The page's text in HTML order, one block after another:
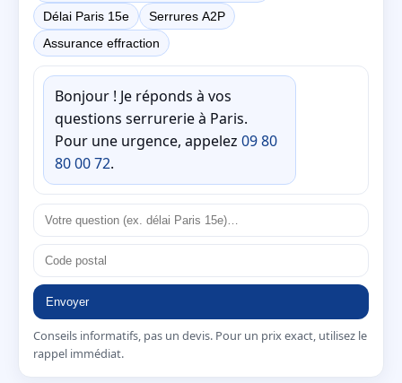
Délai Paris 15e
Serrures A2P
Assurance effraction
Bonjour ! Je réponds à vos
questions serrurerie à Paris.
Pour une urgence, appelez 09 80
80 00 72.
Envoyer
Conseils informatifs, pas un devis. Pour un prix exact, utilisez le
rappel immédiat.